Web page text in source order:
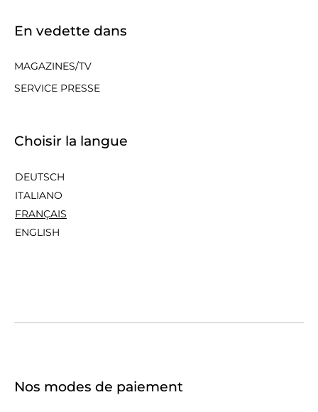
En vedette dans
MAGAZINES/TV
SERVICE PRESSE
Choisir la langue
DEUTSCH
ITALIANO
FRANÇAIS
ENGLISH
Nos modes de paiement